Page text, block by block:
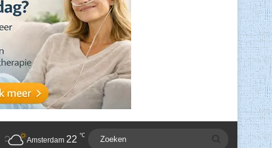
Amsterdam 22 ℃ Zoeken